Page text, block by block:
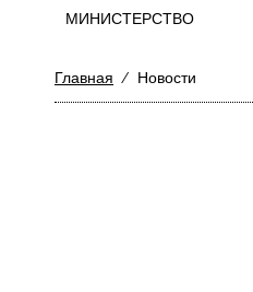
МИНИСТЕРСТВО
Главная ⁄ Новости